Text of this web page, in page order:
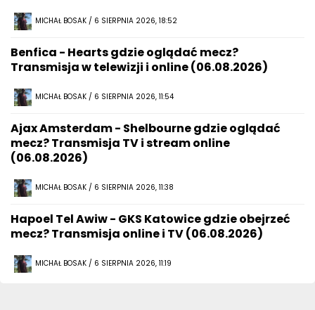
MICHAŁ BOSAK / 6 SIERPNIA 2026, 18:52
Benfica - Hearts gdzie oglądać mecz?
Transmisja w telewizji i online (06.08.2026)
MICHAŁ BOSAK / 6 SIERPNIA 2026, 11:54
Ajax Amsterdam - Shelbourne gdzie oglądać
mecz? Transmisja TV i stream online
(06.08.2026)
MICHAŁ BOSAK / 6 SIERPNIA 2026, 11:38
Hapoel Tel Awiw - GKS Katowice gdzie obejrzeć
mecz? Transmisja online i TV (06.08.2026)
MICHAŁ BOSAK / 6 SIERPNIA 2026, 11:19